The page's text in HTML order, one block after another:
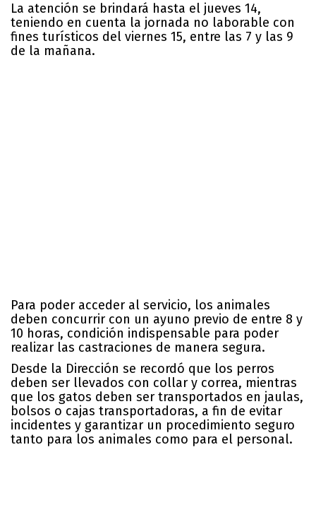
La atención se brindará hasta el jueves 14,
teniendo en cuenta la jornada no laborable con
fines turísticos del viernes 15, entre las 7 y las 9
de la mañana.
Para poder acceder al servicio, los animales
deben concurrir con un ayuno previo de entre 8 y
10 horas, condición indispensable para poder
realizar las castraciones de manera segura.
Desde la Dirección se recordó que los perros
deben ser llevados con collar y correa, mientras
que los gatos deben ser transportados en jaulas,
bolsos o cajas transportadoras, a fin de evitar
incidentes y garantizar un procedimiento seguro
tanto para los animales como para el personal.